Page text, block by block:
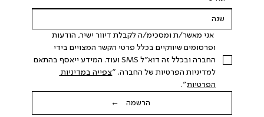
אני מאשר/ת ומסכימ/ה לקבלת דיוור ישיר, הודעות
החברה ובכלל זה דוא"ל SMS ועוד. המידע ייאסף בהתאם
למדיניות הפרטיות של החברה. "
צפייה במדיניות
הפרטיות".
הרשמה ←